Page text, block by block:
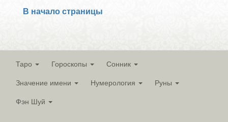
В начало страницы
Таро Гороскопы Сонник
Значение имени Нумерология Руны
Фэн Шуй